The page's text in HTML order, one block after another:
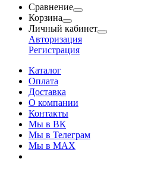
Сравнение
Корзина
Личный кабинет
Авторизация
Регистрация
Каталог
Оплата
Доставка
О компании
Контакты
Мы в ВК
Мы в Телеграм
Мы в МAX